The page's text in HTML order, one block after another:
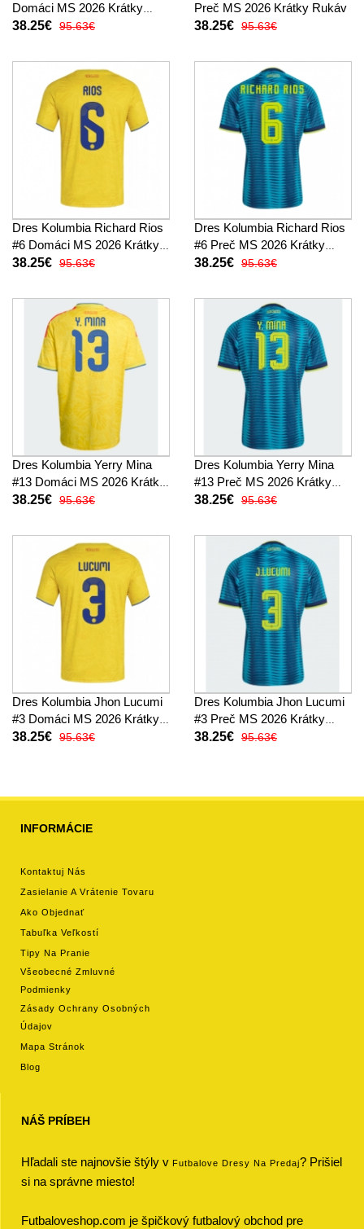
Domáci MS 2026 Krátky
Rukáv
38.25€ 95.63€
Preč MS 2026 Krátky Rukáv
38.25€ 95.63€
Dres Kolumbia Richard Rios
#6 Domáci MS 2026 Krátky
Rukáv
38.25€ 95.63€
Dres Kolumbia Richard Rios
#6 Preč MS 2026 Krátky
Rukáv
38.25€ 95.63€
Dres Kolumbia Yerry Mina
#13 Domáci MS 2026 Krátky
Rukáv
38.25€ 95.63€
Dres Kolumbia Yerry Mina
#13 Preč MS 2026 Krátky
Rukáv
38.25€ 95.63€
Dres Kolumbia Jhon Lucumi
#3 Domáci MS 2026 Krátky
Rukáv
38.25€ 95.63€
Dres Kolumbia Jhon Lucumi
#3 Preč MS 2026 Krátky
Rukáv
38.25€ 95.63€
INFORMÁCIE
Kontaktuj Nás
Zasielanie A Vrátenie Tovaru
Ako Objednať
Tabuľka Veľkostí
Tipy Na Pranie
Všeobecné Zmluvné
Podmienky
Zásady Ochrany Osobných
Údajov
Mapa Stránok
Blog
NÁŠ PRÍBEH
Hľadali ste najnovšie štýly v Futbalove Dresy Na Predaj? Prišiel
si na správne miesto!
Futbaloveshop.com je špičkový futbalový obchod pre